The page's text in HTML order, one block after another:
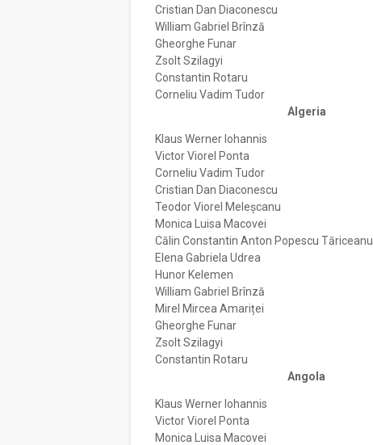
Cristian Dan Diaconescu
William Gabriel Brînză
Gheorghe Funar
Zsolt Szilagyi
Constantin Rotaru
Corneliu Vadim Tudor
Algeria
Klaus Werner Iohannis
Victor Viorel Ponta
Corneliu Vadim Tudor
Cristian Dan Diaconescu
Teodor Viorel Meleșcanu
Monica Luisa Macovei
Călin Constantin Anton Popescu Tăriceanu
Elena Gabriela Udrea
Hunor Kelemen
William Gabriel Brînză
Mirel Mircea Amariței
Gheorghe Funar
Zsolt Szilagyi
Constantin Rotaru
Angola
Klaus Werner Iohannis
Victor Viorel Ponta
Monica Luisa Macovei